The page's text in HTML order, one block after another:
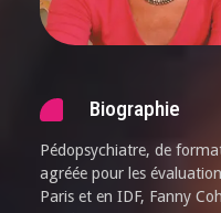
Biographie
Pédopsychiatre, de
agréée pour les
Paris et en IDF, Fanny